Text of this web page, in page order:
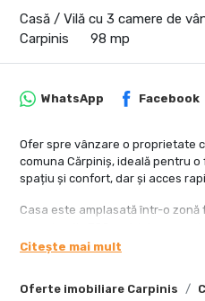
Casă / Vilă cu 3 camere de
Carpinis
98 mp
Oferte imobiliare Carpinis
WhatsApp Facebook
Ofer spre vânzare o proprietate
comuna Cărpiniș, ideală pentru
spațiu și confort, dar și acces
Casa este amplasată într-o zonă
beneficiind de acces facil, stradă
Citește mai mult